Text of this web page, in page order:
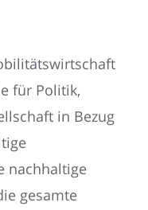
für Politik,
in Bezug
nachhaltige
gesamte